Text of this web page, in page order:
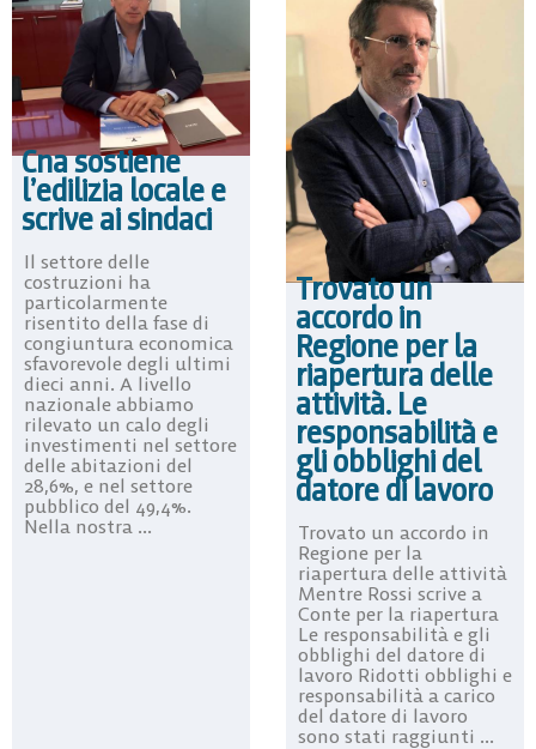
Cna sostiene
l’edilizia locale e
scrive ai sindaci
Il settore delle
costruzioni ha
particolarmente
risentito della fase di
congiuntura economica
sfavorevole degli ultimi
dieci anni. A livello
nazionale abbiamo
rilevato un calo degli
investimenti nel settore
delle abitazioni del
28,6%, e nel settore
pubblico del 49,4%.
Nella nostra ...
Trovato un
accordo in
Regione per la
riapertura delle
attività. Le
responsabilità e
gli obblighi del
datore di lavoro
Trovato un accordo in
Regione per la
riapertura delle attività
Mentre Rossi scrive a
Conte per la riapertura
Le responsabilità e gli
obblighi del datore di
lavoro Ridotti obblighi e
responsabilità a carico
del datore di lavoro
sono stati raggiunti ...